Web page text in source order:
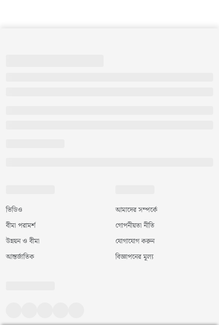
ভিডিও
বীমা পরামর্শ
উন্নয়ন ও বীমা
আন্তর্জাতিক
আমাদের সম্পর্কে
গোপনীয়তা নীতি
যোগাযোগ করুন
বিজ্ঞাপনের মূল্য